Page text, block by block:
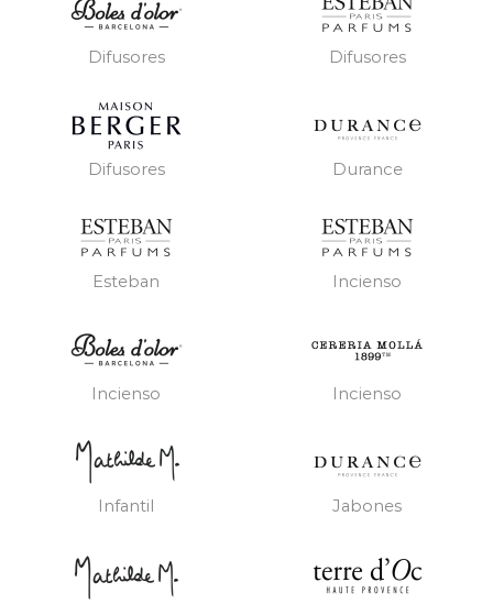
Difusores Difusores
Difusores Durance
Esteban Incienso
Incienso Incienso
Infantil Jabones